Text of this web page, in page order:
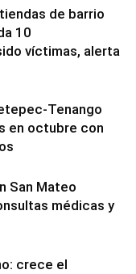
de barrio
10
víctimas, alerta
Tenango
en octubre con
San Mateo
médicas y
crece el